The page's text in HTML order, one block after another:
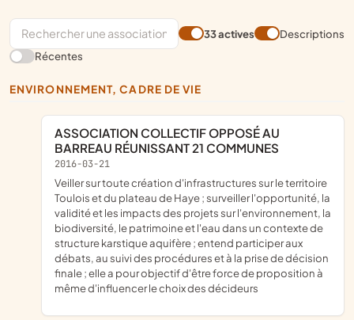
33 actives
Descriptions
Récentes
ENVIRONNEMENT, CADRE DE VIE
ASSOCIATION COLLECTIF OPPOSÉ AU
BARREAU RÉUNISSANT 21 COMMUNES
2016-03-21
veiller sur toute création d'infrastructures sur le territoire
Toulois et du plateau de Haye ; surveiller l'opportunité, la
validité et les impacts des projets sur l'environnement, la
biodiversité, le patrimoine et l'eau dans un contexte de
structure karstique aquifère ; entend participer aux
débats, au suivi des procédures et à la prise de décision
finale ; elle a pour objectif d'être force de proposition à
même d'influencer le choix des décideurs